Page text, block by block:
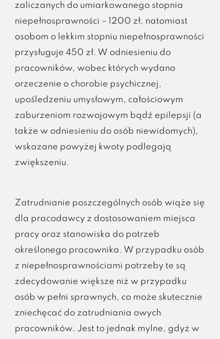
zaliczanych do umiarkowanego stopnia
niepełnosprawności – 1200 zł, natomiast
osobom o lekkim stopniu niepełnosprawności
przysługuje 450 zł. W odniesieniu do
pracowników, wobec których wydano
orzeczenie o chorobie psychicznej,
upośledzeniu umysłowym, całościowym
zaburzeniom rozwojowym bądź epilepsji (a
także w odniesieniu do osób niewidomych),
wskazane powyżej kwoty podlegają
zwiększeniu.
Zatrudnianie poszczególnych osób wiąże się
dla pracodawcy z dostosowaniem miejsca
pracy oraz stanowiska do potrzeb
określonego pracownika. W przypadku osób
z niepełnosprawnościami potrzeby te są
zdecydowanie większe niż w przypadku
osób w pełni sprawnych, co może skutecznie
zniechęcać do zatrudniania owych
pracowników. Jest to jednak mylne, gdyż w